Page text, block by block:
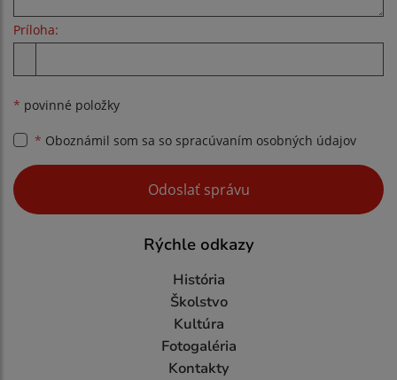
Príloha:
* povinné položky
* Oboznámil som sa so spracúvaním osobných údajov
Google reCaptcha Response
Odoslať správu
Rýchle odkazy
História
Školstvo
Kultúra
Fotogaléria
Kontakty